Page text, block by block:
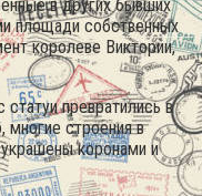
в других бывших
площади собственных
королеве Виктории,
превратились в
многие строения в
коронами и